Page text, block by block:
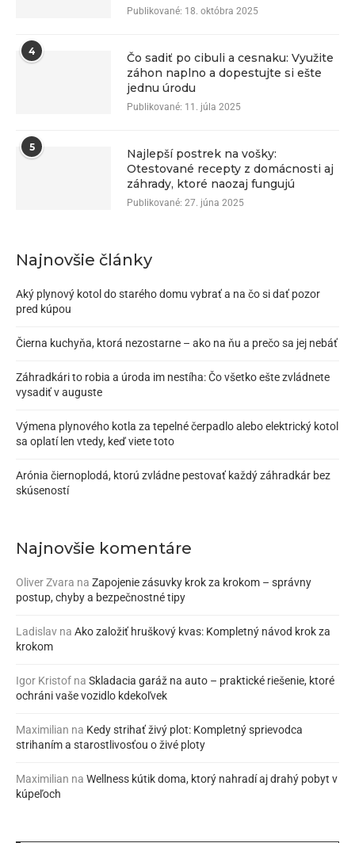
Publikované: 18. októbra 2025
4
Čo sadiť po cibuli a cesnaku: Využite
záhon naplno a dopestujte si ešte
jednu úrodu
Publikované: 11. júla 2025
5
Najlepší postrek na vošky:
Otestované recepty z domácnosti aj
záhrady, ktoré naozaj fungujú
Publikované: 27. júna 2025
Najnovšie články
Aký plynový kotol do starého domu vybrať a na čo si dať pozor
pred kúpou
Čierna kuchyňa, ktorá nezostarne – ako na ňu a prečo sa jej nebáť
Záhradkári to robia a úroda im nestíha: Čo všetko ešte zvládnete
vysadiť v auguste
Výmena plynového kotla za tepelné čerpadlo alebo elektrický kotol
sa oplatí len vtedy, keď viete toto
Arónia čiernoplodá, ktorú zvládne pestovať každý záhradkár bez
skúseností
Najnovšie komentáre
Oliver Zvara na Zapojenie zásuvky krok za krokom – správny
postup, chyby a bezpečnostné tipy
Ladislav na Ako založiť hruškový kvas: Kompletný návod krok za
krokom
Igor Kristof na Skladacia garáž na auto – praktické riešenie, ktoré
ochráni vaše vozidlo kdekoľvek
Maximilian na Kedy strihať živý plot: Kompletný sprievodca
strihaním a starostlivosťou o živé ploty
Maximilian na Wellness kútik doma, ktorý nahradí aj drahý pobyt v
kúpeľoch